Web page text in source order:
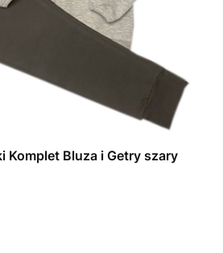
Komplet Bluza i Getry szary